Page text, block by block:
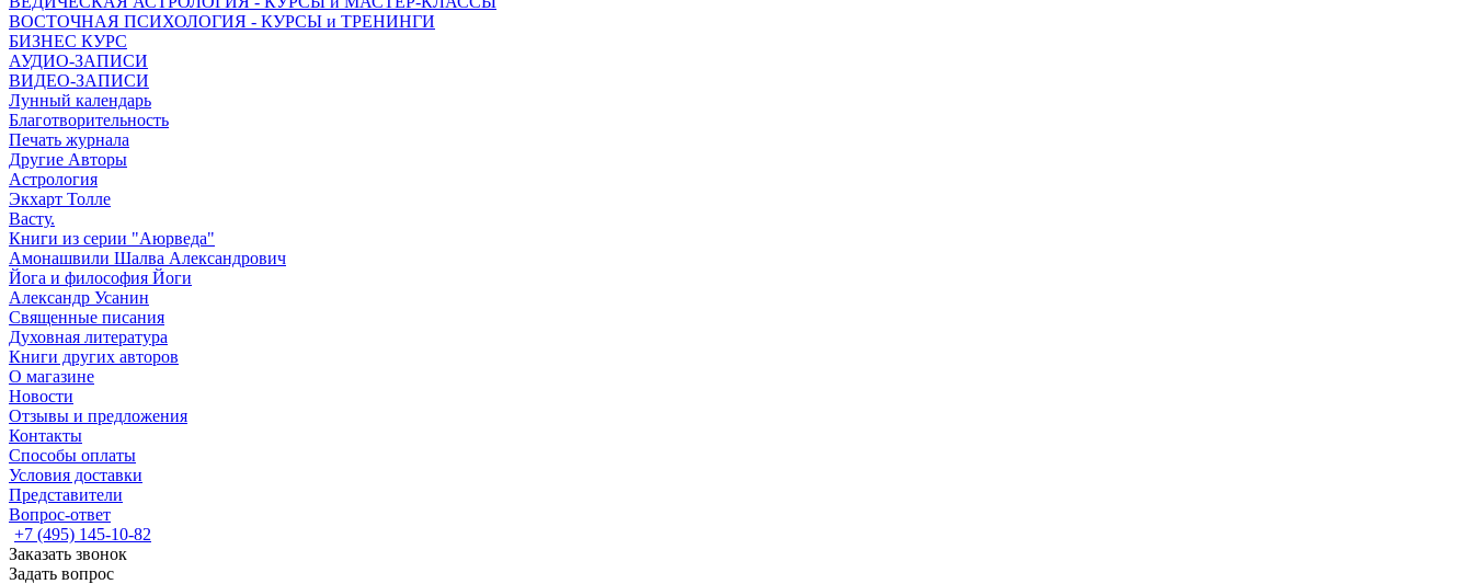
ВОСТОЧНАЯ ПСИХОЛОГИЯ - КУРСЫ и ТРЕНИНГИ
БИЗНЕС КУРС
АУДИО-ЗАПИСИ
ВИДЕО-ЗАПИСИ
Лунный календарь
Благотворительность
Печать журнала
Другие Aвторы
Астрология
Экхарт Толле
Васту.
Книги из серии "Аюрведа"
Амонашвили Шалва Александрович
Йога и философия Йоги
Александр Усанин
Священные писания
Духовная литература
Книги других авторов
О магазине
Новости
Отзывы и предложения
Контакты
Способы оплаты
Условия доставки
Представители
Вопрос-ответ
+7 (495) 145-10-82
Заказать звонок
Задать вопрос